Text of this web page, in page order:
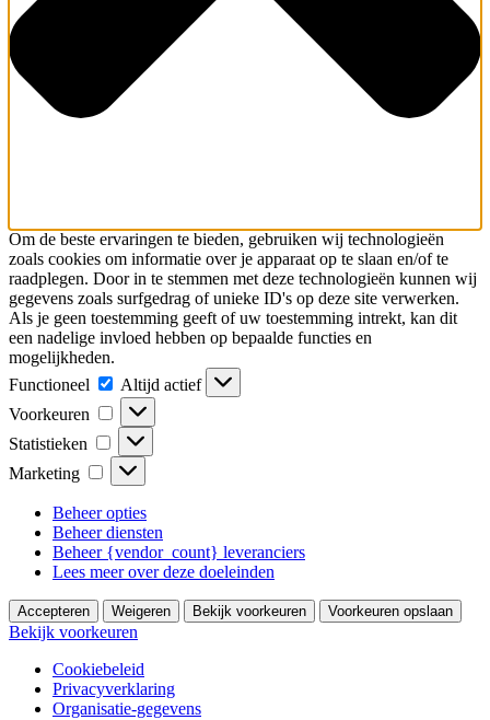
Om de beste ervaringen te bieden, gebruiken wij technologieën
zoals cookies om informatie over je apparaat op te slaan en/of te
raadplegen. Door in te stemmen met deze technologieën kunnen wij
gegevens zoals surfgedrag of unieke ID's op deze site verwerken.
Als je geen toestemming geeft of uw toestemming intrekt, kan dit
een nadelige invloed hebben op bepaalde functies en
mogelijkheden.
Functioneel
Functioneel
Altijd actief
Voorkeuren
Voorkeuren
Statistieken Statistieken
Marketing Marketing
Beheer opties
Beheer diensten
Beheer {vendor_count} leveranciers
Lees meer over deze doeleinden
Accepteren Weigeren Bekijk voorkeuren Voorkeuren opslaan
Bekijk voorkeuren
Cookiebeleid
Privacyverklaring
Organisatie-gegevens